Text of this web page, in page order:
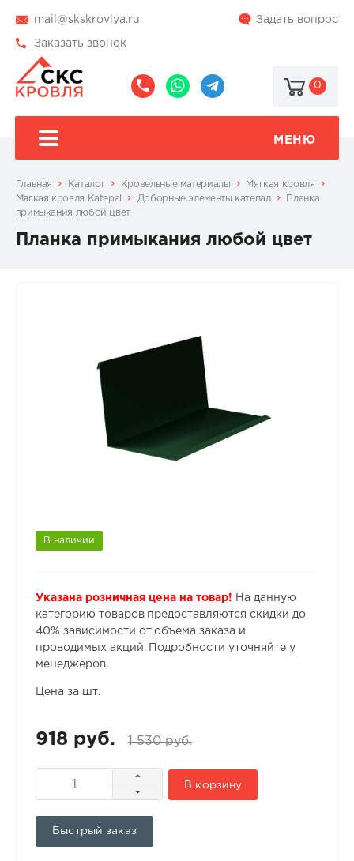
mail@skskrovlya.ru Задать вопрос
Заказать звонок
0
МЕНЮ
Главная Каталог Кровельные материалы
Мягкая кровля
Мягкая кровля Katepal
Доборные элементы катепал
Планка
примыкания любой цвет
Планка примыкания любой цвет
В наличии
Указана розничная цена на товар! На данную
категорию товаров предоставляются скидки до
40% зависимости от объема заказа и
проводимых акций. Подробности уточняйте у
менеджеров.
Цена за шт.
918 руб. 1 530 руб.
В корзину
Быстрый заказ